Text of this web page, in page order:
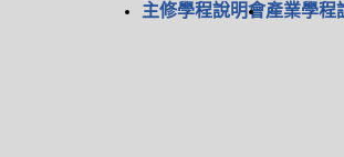
主修學程說明會產業學程